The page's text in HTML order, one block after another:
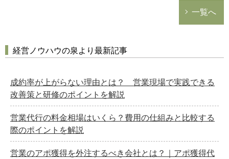
一覧へ
経営ノウハウの泉より最新記事
成約率が上がらない理由とは？ 営業現場で実践できる
改善策と研修のポイントを解説
営業代行の料金相場はいくら？費用の仕組みと比較する
際のポイントを解説
営業のアポ獲得を外注するべき会社とは？｜アポ獲得代